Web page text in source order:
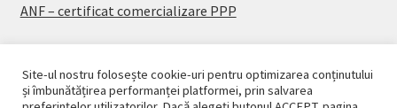
ANF – certificat comercializare PPP
Site-ul nostru folosește cookie-uri pentru optimizarea conținutului
și îmbunătățirea performanței platformei, prin salvarea